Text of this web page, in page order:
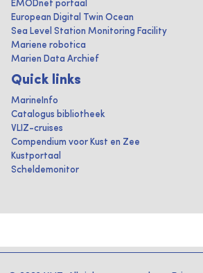
EMODnet portaal
European Digital Twin Ocean
Sea Level Station Monitoring Facility
Mariene robotica
Marien Data Archief
Quick links
MarineInfo
Catalogus bibliotheek
VLIZ-cruises
Compendium voor Kust en Zee
Kustportaal
Scheldemonitor